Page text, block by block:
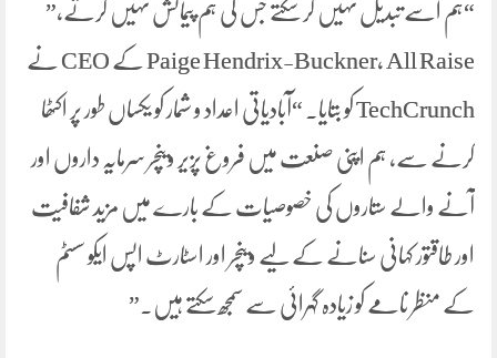
“ہم اسے تبدیل نہیں کر سکتے جس کی ہم پیمائش نہیں کرتے،”
Paige Hendrix-Buckner، All Raise کے CEO نے
TechCrunch کو بتایا۔ “آبادیاتی اعداد و شمار کو یکساں طور پر اکٹھا
کرنے سے، ہم اپنی صنعت میں فروغ پزیر وینچر سرمایہ داروں اور
آنے والے ستاروں کی خصوصیات کے بارے میں مزید شفافیت
اور طاقتور کہانی سنانے کے لیے وینچر اور اسٹارٹ اپس ایکو سسٹم
کے منظر نامے کو زیادہ گہرائی سے سمجھ سکتے ہیں۔”